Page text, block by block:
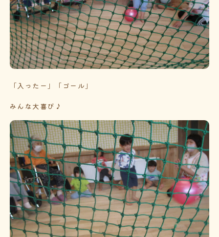
「入ったー」「ゴール」
みんな大喜び♪